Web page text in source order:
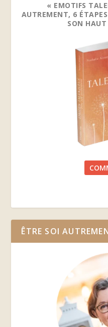
« EMOTIFS
AUTREMENT, 6
SON
ÊTRE SOI